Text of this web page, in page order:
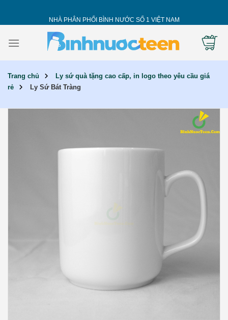
NHÀ PHÂN PHỐI BÌNH NƯỚC SỐ 1 VIỆT NAM
Trang chủ
Ly sứ quà tặng cao cấp, in logo theo yêu cầu giá
rẻ
Ly Sứ Bát Tràng